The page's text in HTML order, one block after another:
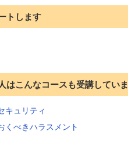
トします
はこんなコースも受講してい
キュリティ
くべきハラスメント